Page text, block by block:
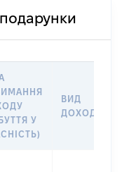
У
ВИД
ДОХОДУ